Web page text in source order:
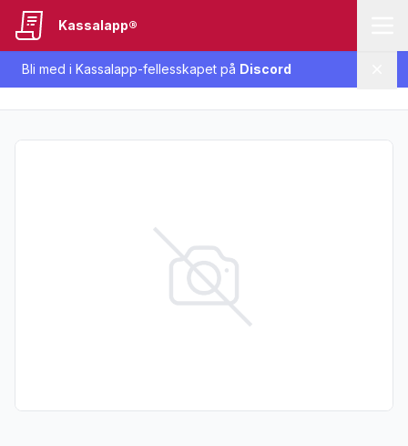
Bli med i Kassalapp-fellesskapet på Discord
Kassalapp®